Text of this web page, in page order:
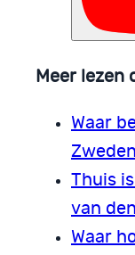
Meer lezen
Waar
Zweden
Thuis
van
Waar